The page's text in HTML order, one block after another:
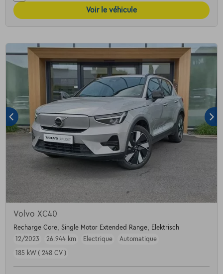
Voir le véhicule
Volvo XC40
Recharge Core, Single Motor Extended Range, Elektrisch
12/2023
26.944 km Electrique
Automatique
185 kW ( 248 CV )